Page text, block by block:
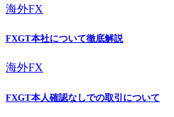
海外FX
FXGT本社について徹底解説
海外FX
FXGT本人確認なしでの取引について